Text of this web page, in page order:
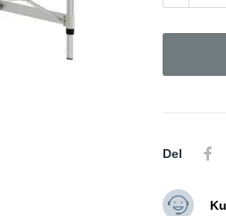
Del